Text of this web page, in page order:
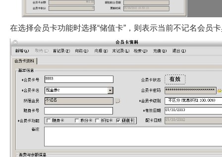
在选择会员卡功能时选择“储值卡”，则表示当前不记名会员